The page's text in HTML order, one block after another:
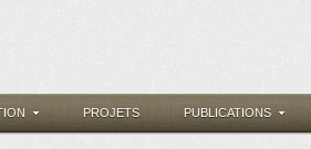
PROJETS PUBLICATIONS